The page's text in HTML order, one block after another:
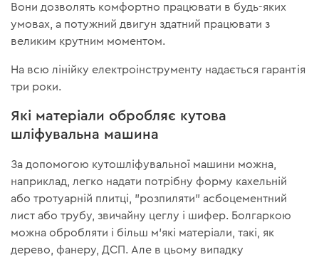
Вони дозволять комфортно працювати в будь-яких
умовах, а потужний двигун здатний працювати з
великим крутним моментом.
На всю лінійку електроінструменту надається гарантія
три роки.
Які матеріали обробляє кутова
шліфувальна машина
За допомогою кутошліфувальної машини можна,
наприклад, легко надати потрібну форму кахельній
або тротуарній плитці, "розпиляти" асбоцементний
лист або трубу, звичайну цеглу і шифер. Болгаркою
можна обробляти і більш м'які матеріали, такі, як
дерево, фанеру, ДСП. Але в цьому випадку